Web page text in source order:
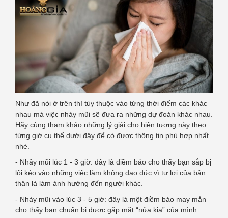
Như đã nói ở trên thì tùy thuộc vào từng thời điểm các khác
nhau mà việc nhảy mũi sẽ đưa ra những dự đoán khác nhau.
Hãy cùng tham khảo những lý giải cho hiện tượng này theo
từng giờ cụ thể dưới đây để có được thông tin phù hợp nhất
nhé.
- Nhảy mũi lúc 1 - 3 giờ: đây là điềm báo cho thấy bạn sắp bị
lôi kéo vào những việc làm không đạo đức vì tư lợi của bản
thân là làm ảnh hưởng đến người khác.
- Nhảy mũi vào lúc 3 - 5 giờ: đây là một điềm báo may mắn
cho thấy bạn chuẩn bị được gặp mặt “nửa kia” của mình.